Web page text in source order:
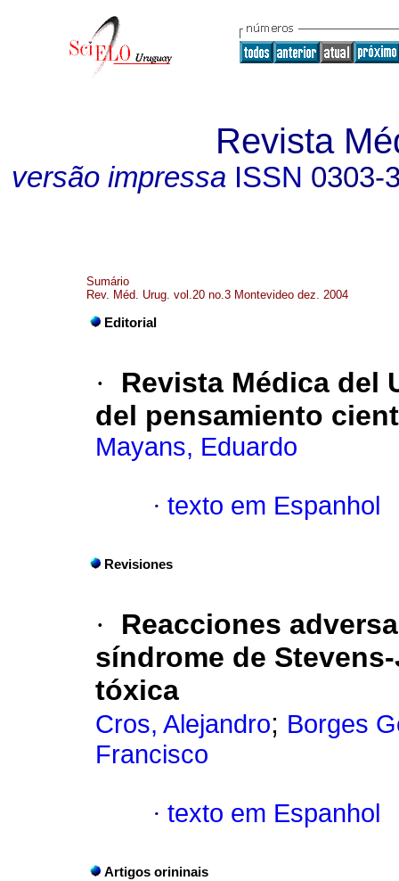
Revista
versão impressa ISSN 0303-
Sumário
Rev. Méd. Urug. vol.20 no.3 Montevideo dez. 2004
Editorial
·
Revista Médica del
del pensamiento
Mayans, Eduardo
· texto em Espanhol
Revisiones
·
Reacciones
síndrome de
tóxica
Cros, Alejandro; Borges
Francisco
· texto em Espanhol
Artigos orininais